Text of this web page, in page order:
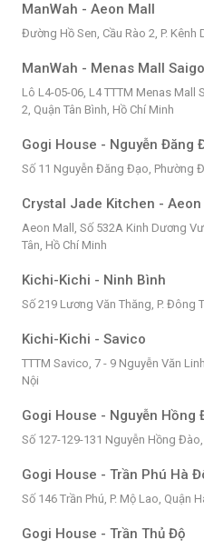
ManWah - Aeon Mall
Đường Hồ Sen, Cầu Rào 2, P. Kênh
ManWah - Menas Mall
Lô L4-05-06, L4 TTTM Menas Mall
2, Quận Tân Bình, Hồ Chí Minh
Gogi House - Nguyễn Đăng
Số 11 Nguyễn Đăng Đạo, Phường
Crystal Jade Kitchen - Aeon
Aeon Mall, Số 532A Kinh Dương
Tân, Hồ Chí Minh
Kichi-Kichi - Ninh Bình
Số 219 Lương Văn Thăng, P. Đông
Kichi-Kichi - Savico
TTTM Savico, 7 - 9 Nguyễn Văn
Nội
Gogi House - Nguyễn Hồng
Số 127-129-131 Nguyễn Hồng Đào,
Gogi House - Trần Phú Hà
Số 146 Trần Phú, P. Mộ Lao, Quận
Gogi House - Trần Thủ Độ